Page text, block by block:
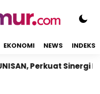
EKONOMI NEWS INDEKS
Sinergi Kampus